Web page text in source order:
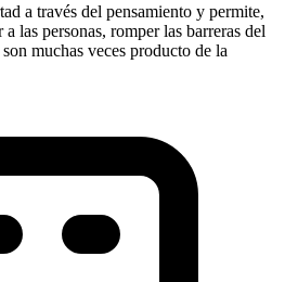
a través del pensamiento y permite,
las personas, romper las barreras del
muchas veces producto de la